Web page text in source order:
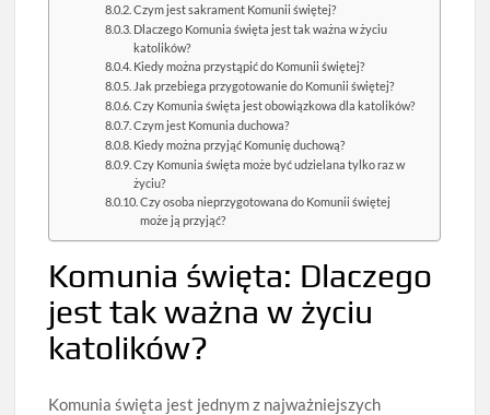
Czym jest sakrament Komunii świętej?
Dlaczego Komunia święta jest tak ważna w życiu
katolików?
Kiedy można przystąpić do Komunii świętej?
Jak przebiega przygotowanie do Komunii świętej?
Czy Komunia święta jest obowiązkowa dla katolików?
Czym jest Komunia duchowa?
Kiedy można przyjąć Komunię duchową?
Czy Komunia święta może być udzielana tylko raz w
życiu?
Czy osoba nieprzygotowana do Komunii świętej
może ją przyjąć?
Komunia święta: Dlaczego
jest tak ważna w życiu
katolików?
Komunia święta jest jednym z najważniejszych